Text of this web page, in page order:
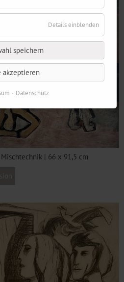
| 66 x 91,5 cm
Details einblenden
speichern
akzeptieren
Datenschutz